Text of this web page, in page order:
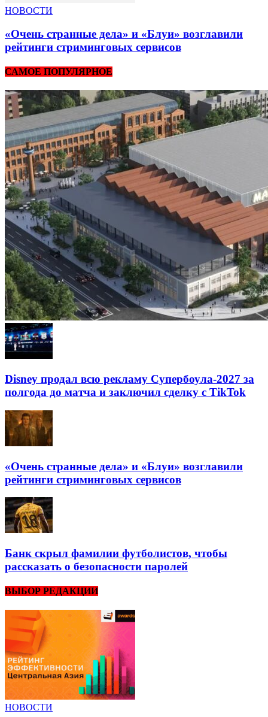
НОВОСТИ
«Очень странные дела» и «Блуи» возглавили
рейтинги стриминговых сервисов
САМОЕ ПОПУЛЯРНОЕ
Disney продал всю рекламу Супербоула-2027 за
полгода до матча и заключил сделку с TikTok
«Очень странные дела» и «Блуи» возглавили
рейтинги стриминговых сервисов
Банк скрыл фамилии футболистов, чтобы
рассказать о безопасности паролей
ВЫБОР РЕДАКЦИИ
НОВОСТИ